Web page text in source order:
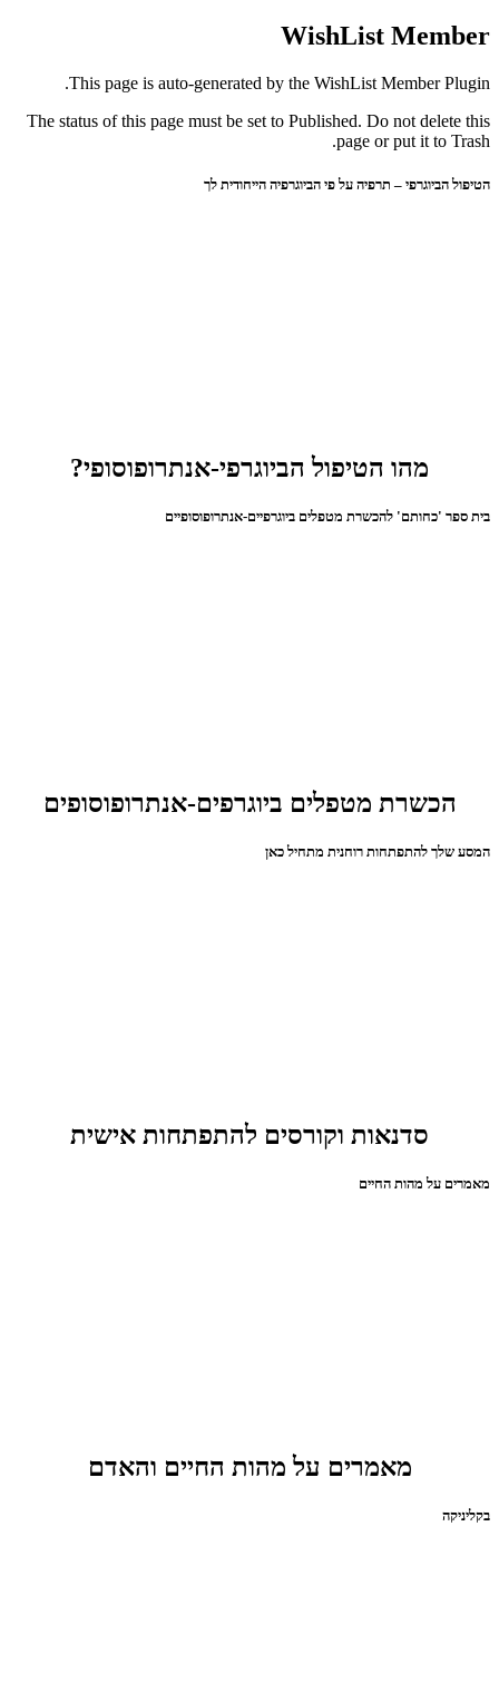
WishList Member
This page is auto-generated by the WishList Member Plugin.
The status of this page must be set to Published. Do not delete this
page or put it to Trash.
הטיפול הביוגרפי – תרפיה על פי הביוגרפיה הייחודית לך
מהו הטיפול הביוגרפי-אנתרופוסופי?
בית ספר 'כחותם' להכשרת מטפלים ביוגרפיים-אנתרופוסופיים
הכשרת מטפלים ביוגרפים-אנתרופוסופים
המסע שלך להתפתחות רוחנית מתחיל כאן
סדנאות וקורסים להתפתחות אישית
מאמרים על מהות החיים
מאמרים על מהות החיים והאדם
בקליניקה